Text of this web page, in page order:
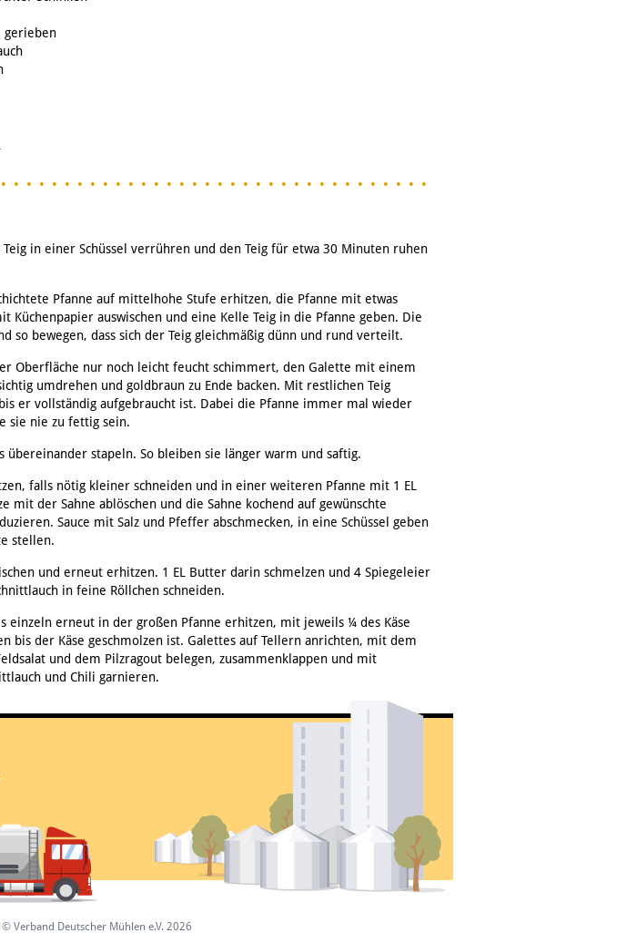
gerieben
in einer Schüssel verrühren und den Teig für etwa 30 Minuten ruhen
Pfanne auf mittelhohe Stufe erhitzen, die Pfanne mit etwas
Küchenpapier auswischen und eine Kelle Teig in die Pfanne geben. Die
so bewegen, dass sich der Teig gleichmäßig dünn und rund verteilt.
Oberfläche nur noch leicht feucht schimmert, den Galette mit einem
umdrehen und goldbraun zu Ende backen. Mit restlichen Teig
er vollständig aufgebraucht ist. Dabei die Pfanne immer mal wieder
sie nie zu fettig sein.
übereinander stapeln. So bleiben sie länger warm und saftig.
falls nötig kleiner schneiden und in einer weiteren Pfanne mit 1 EL
mit der Sahne ablöschen und die Sahne kochend auf gewünschte
Sauce mit Salz und Pfeffer abschmecken, in eine Schüssel geben
stellen.
und erneut erhitzen. 1 EL Butter darin schmelzen und 4 Spiegeleier
in feine Röllchen schneiden.
einzeln erneut in der großen Pfanne erhitzen, mit jeweils ¼ des Käse
bis der Käse geschmolzen ist. Galettes auf Tellern anrichten, mit dem
und dem Pilzragout belegen, zusammenklappen und mit
und Chili garnieren.
© Verband Deutscher Mühlen e.V. 2026